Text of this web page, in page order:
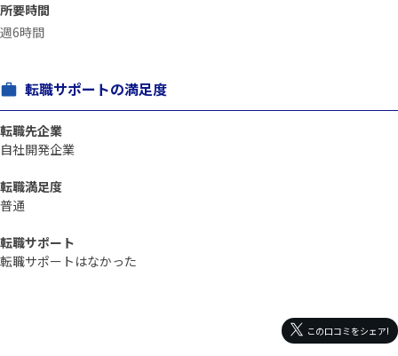
所要時間
週6時間
転職サポートの満足度
転職先企業
自社開発企業
転職満足度
普通
転職サポート
転職サポートはなかった
この口コミをシェア!